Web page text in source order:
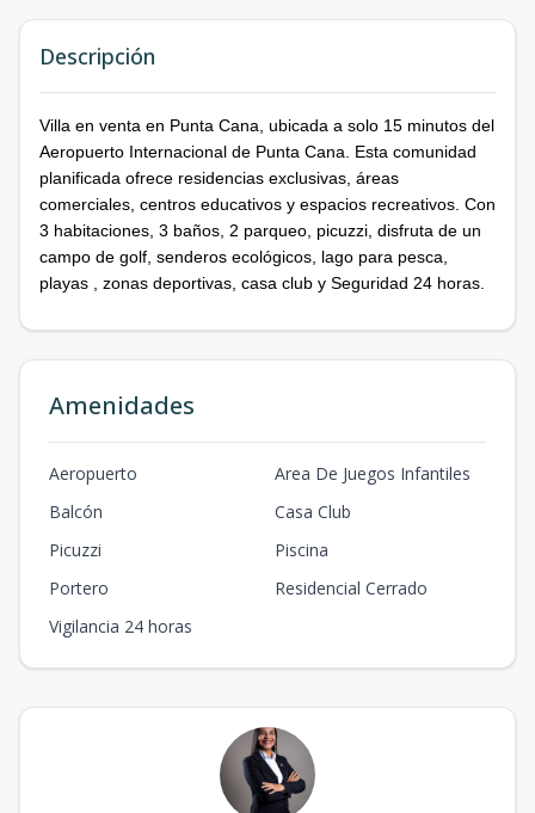
Descripción
Villa en venta en Punta Cana, ubicada a solo 15 minutos del
Aeropuerto Internacional de Punta Cana. Esta comunidad
planificada ofrece residencias exclusivas, áreas
comerciales, centros educativos y espacios recreativos. Con
3 habitaciones, 3 baños, 2 parqueo, picuzzi, disfruta de un
campo de golf, senderos ecológicos, lago para pesca,
playas , zonas deportivas, casa club y Seguridad 24 horas.
Amenidades
Aeropuerto
Area De Juegos Infantiles
Balcón
Casa Club
Picuzzi
Piscina
Portero
Residencial Cerrado
Vigilancia 24 horas